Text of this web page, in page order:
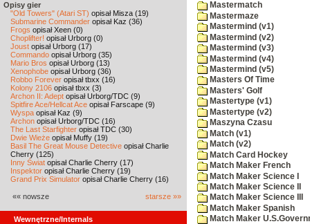
Opisy gier
"Old Towers" (Atari ST) opisał Misza (19)
Submarine Commander opisał Kaz (36)
Frogs opisał Xeen (0)
Choplifter! opisał Urborg (0)
Joust opisał Urborg (17)
Commando opisał Urborg (35)
Mario Bros opisał Urborg (13)
Xenophobe opisał Urborg (36)
Robbo Forever opisał tbxx (16)
Kolony 2106 opisał tbxx (3)
Archon II: Adept opisał Urborg/TDC (9)
Spitfire Ace/Hellcat Ace opisał Farscape (9)
Wyspa opisał Kaz (9)
Archon opisał Urborg/TDC (16)
The Last Starfighter opisał TDC (30)
Dwie Wieże opisał Muffy (19)
Basil The Great Mouse Detective opisał Charlie
Cherry (125)
Inny Świat opisał Charlie Cherry (17)
Inspektor opisał Charlie Cherry (19)
Grand Prix Simulator opisał Charlie Cherry (16)
«« nowsze starsze »»
Wewnętrzne/Internals
Mastermatch
Mastermaze
Mastermind (v1)
Mastermind (v2)
Mastermind (v3)
Mastermind (v4)
Mastermind (v5)
Masters Of Time
Masters' Golf
Mastertype (v1)
Mastertype (v2)
Maszyna Czasu
Match (v1)
Match (v2)
Match Card Hockey
Match Maker French
Match Maker Science I
Match Maker Science II
Match Maker Science III
Match Maker Spanish
Match Maker